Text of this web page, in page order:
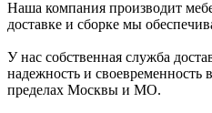
Наша компания производит
доставке и сборке мы
У нас собственная служба
надежность и своевременность
пределах Москвы и МО.